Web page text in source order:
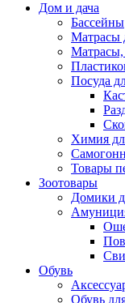
Дом и дача
Бассейны
Матрасы
Посуда
Химия
Товары
Зоотовары
Домики
Обувь
Обувь